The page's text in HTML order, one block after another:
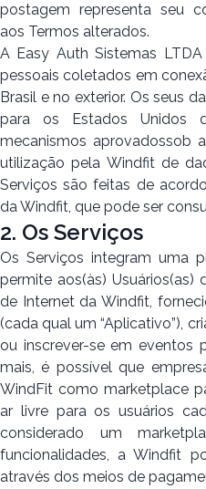
postagem representa seu
aos Termos alterados.
A Easy Auth Sistemas
pessoais coletados em
Brasil e no exterior. Os seus
para os Estados Unidos
mecanismos aprovadossob
utilização pela Windfit de
Serviços são feitas de
da Windfit, que pode ser
2. Os Serviços
Os Serviços integram uma
permite aos(às)
de Internet da Windfit,
(cada qual um “Aplicativo”),
ou inscrever-se em eventos
mais, é possível que
WindFit como marketplace
ar livre para os usuários
considerado um
funcionalidades, a Windfit
através dos meios de